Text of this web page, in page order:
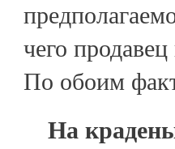
чего
По обоим
На